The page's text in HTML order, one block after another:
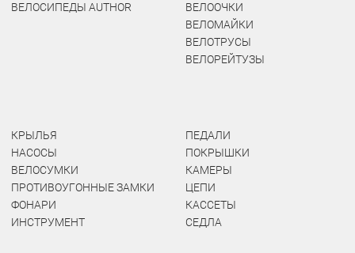
ВЕЛОСИПЕДЫ AUTHOR
ВЕЛООЧКИ
ВЕЛОМАЙКИ
ВЕЛОТРУСЫ
ВЕЛОРЕЙТУЗЫ
КРЫЛЬЯ
НАСОСЫ
ВЕЛОСУМКИ
ПРОТИВОУГОННЫЕ ЗАМКИ
ФОНАРИ
ИНСТРУМЕНТ
ПЕДАЛИ
ПОКРЫШКИ
КАМЕРЫ
ЦЕПИ
КАССЕТЫ
СЕДЛА